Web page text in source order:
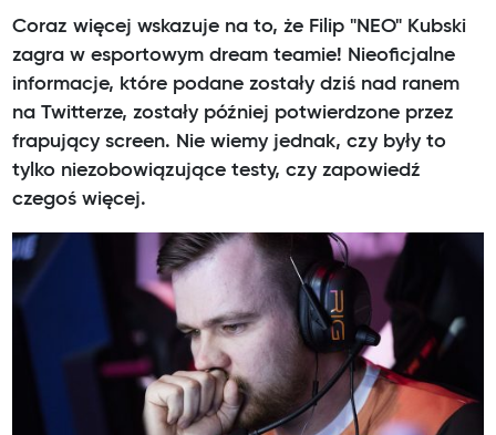
Coraz więcej wskazuje na to, że Filip "NEO" Kubski
zagra w esportowym dream teamie! Nieoficjalne
informacje, które podane zostały dziś nad ranem
na Twitterze, zostały później potwierdzone przez
frapujący screen. Nie wiemy jednak, czy były to
tylko niezobowiązujące testy, czy zapowiedź
czegoś więcej.